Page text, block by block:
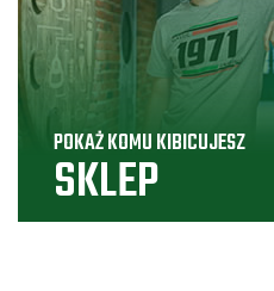
POKAŻ KOMU KIBICUJESZ
SKLEP